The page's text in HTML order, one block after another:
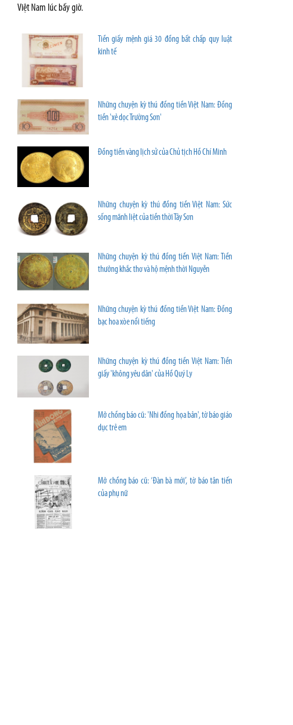
Việt Nam lúc bấy giờ.
Tiền giấy mệnh giá 30 đồng bất chấp quy luật
kinh tế
Những chuyện kỳ thú đồng tiền Việt Nam: Đồng
tiền 'xẻ dọc Trường Sơn'
Đồng tiền vàng lịch sử của Chủ tịch Hồ Chí Minh
Những chuyện kỳ thú đồng tiền Việt Nam: Sức
sống mãnh liệt của tiền thời Tây Sơn
Những chuyện kỳ thú đồng tiền Việt Nam: Tiền
thưởng khắc thơ và hộ mệnh thời Nguyễn
Những chuyện kỳ thú đồng tiền Việt Nam: Đồng
bạc hoa xòe nổi tiếng
Những chuyện kỳ thú đồng tiền Việt Nam: Tiền
giấy 'không yêu dân' của Hồ Quý Ly
Mở chồng báo cũ: 'Nhi đồng họa bản', tờ báo giáo
dục trẻ em
Mở chồng báo cũ: ‘Đàn bà mới’, tờ báo tân tiến
của phụ nữ